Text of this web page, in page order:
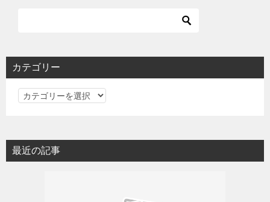
カテゴリー
カ
リ
ー
最近の記事